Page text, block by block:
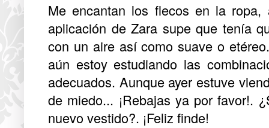
Me encantan los flecos en la
aplicación de Zara supe que tenía
con un aire así como suave o
aún estoy estudiando las
adecuados. Aunque ayer estuve
de miedo... ¡Rebajas ya por favor!.
nuevo vestido?. ¡Feliz finde!